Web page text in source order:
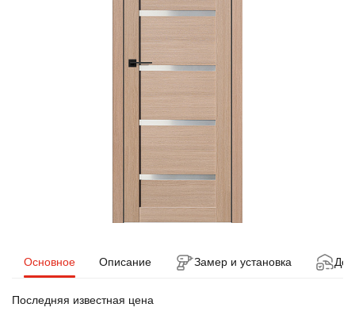
Основное Описание Замер и установка
Последняя известная цена